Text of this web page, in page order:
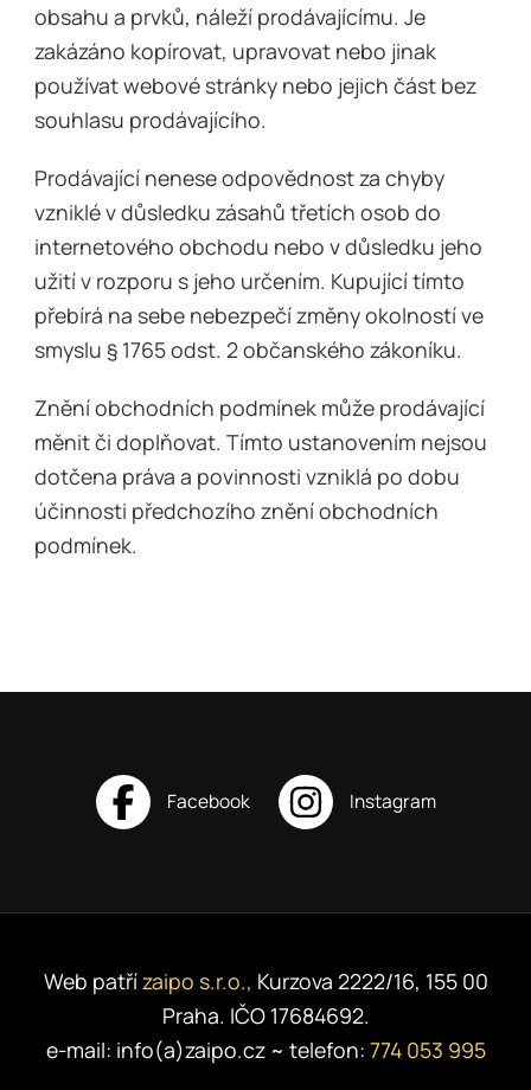
obsahu a prvků, náleží prodávajícímu. Je
zakázáno kopírovat, upravovat nebo jinak
používat webové stránky nebo jejich část bez
souhlasu prodávajícího.
Prodávající nenese odpovědnost za chyby
vzniklé v důsledku zásahů třetích osob do
internetového obchodu nebo v důsledku jeho
užití v rozporu s jeho určením. Kupující tímto
přebírá na sebe nebezpečí změny okolností ve
smyslu § 1765 odst. 2 občanského zákoníku.
Znění obchodních podmínek může prodávající
měnit či doplňovat. Tímto ustanovením nejsou
dotčena práva a povinnosti vzniklá po dobu
účinnosti předchozího znění obchodních
podmínek.
Web patřízaipo s.r.o., Kurzova 2222/16, 155 00
Praha. IČO 17684692.
e-mail: info(a)zaipo.cz ~ telefon: 774 053 995